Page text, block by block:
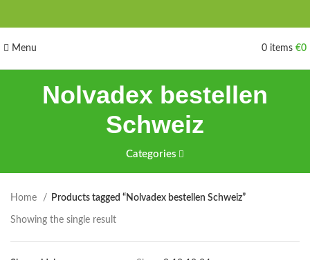
Menu 0 items €0
Nolvadex bestellen
Schweiz
Categories
Home Products tagged “Nolvadex bestellen Schweiz”
Showing the single result